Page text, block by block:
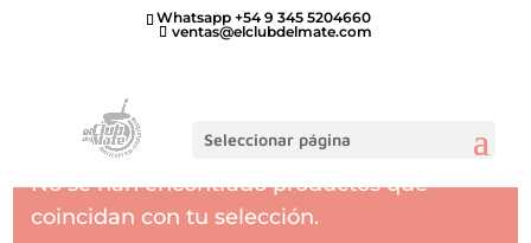
Whatsapp +54 9 345 5204660
ventas@elclubdelmate.com
Seleccionar página
Futbol
No se han encontrado productos que
coincidan con tu selección.